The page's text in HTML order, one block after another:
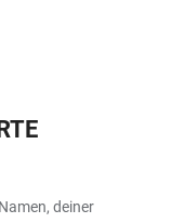
deiner